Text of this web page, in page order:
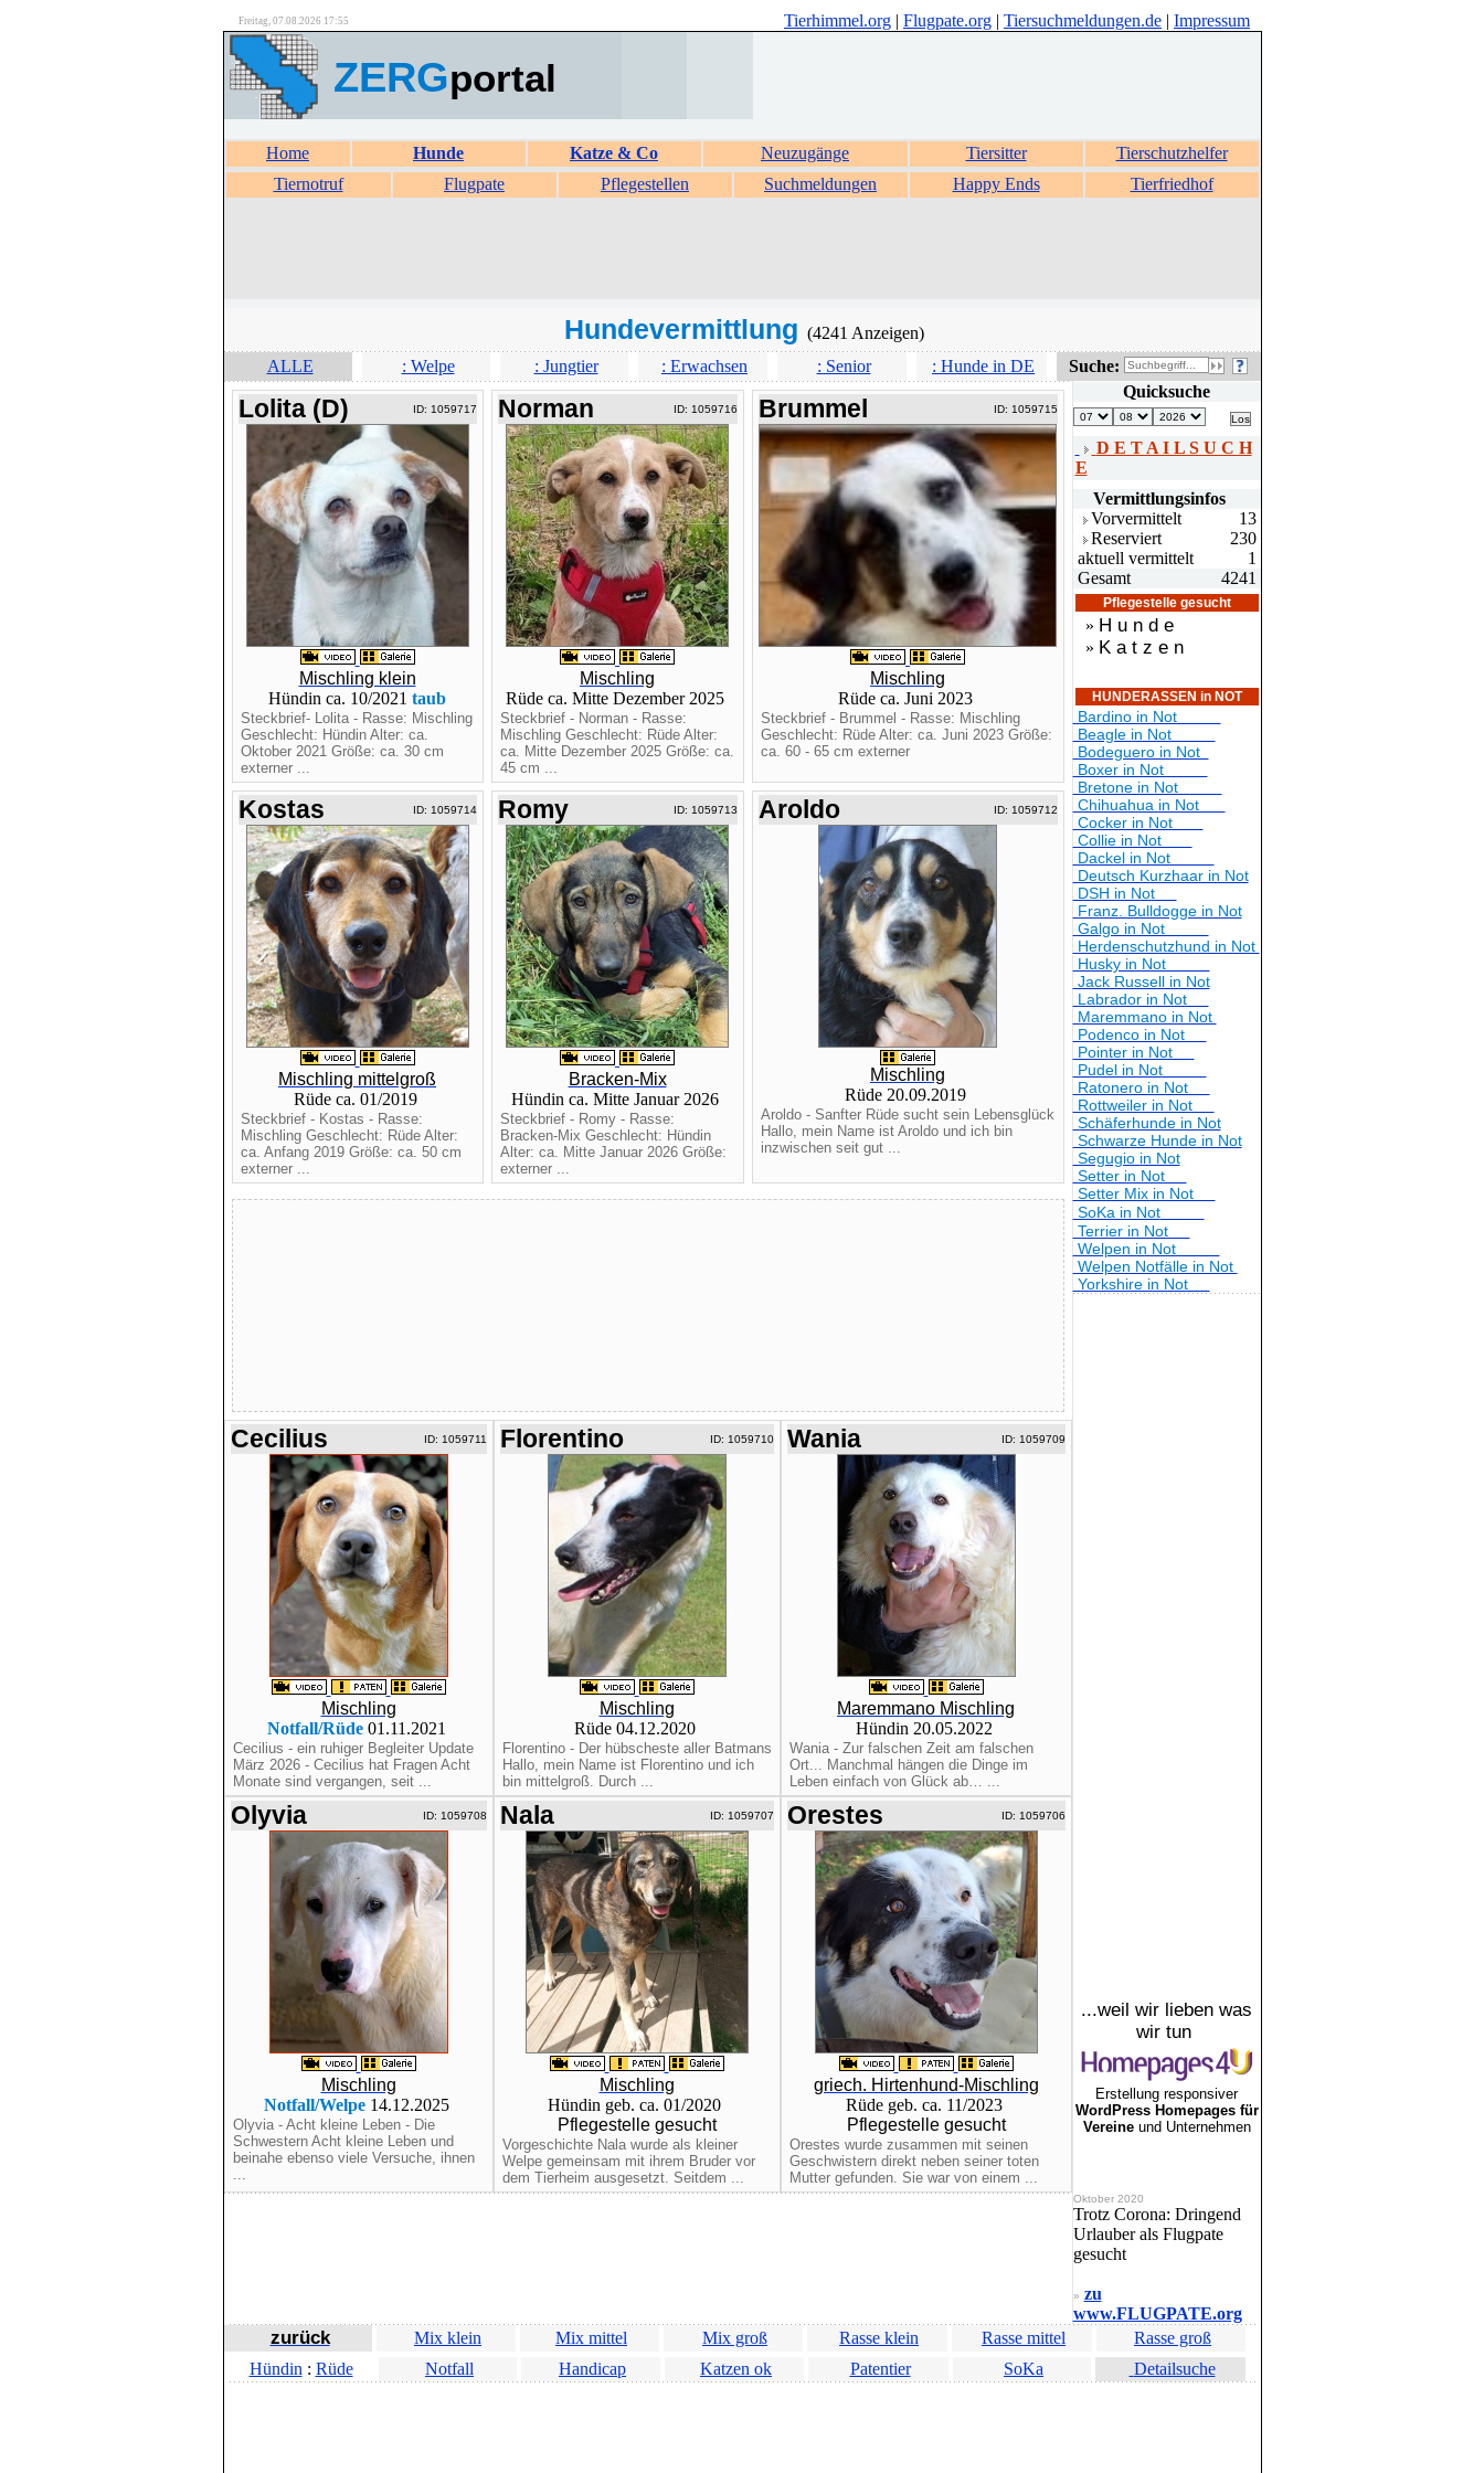
Freitag, 07.08.2026 17:55 Tierhimmel.org | Flugpate.org | Tiersuchmeldungen.de | Impressum
ZERGportal
Home Hunde Katze & Co Neuzugänge Tiersitter
Tierschutzhelfer
Tiernotruf
Flugpate Pflegestellen Suchmeldungen Happy Ends Tierfriedhof
Hundevermittlung (4241 Anzeigen)
ALLE
: Welpe : Jungtier : Erwachsen : Senior : Hunde in DE Suche:
Lolita (D) ID: 1059717
Mischling klein
Hündin ca. 10/2021 taub
Steckbrief- Lolita - Rasse: Mischling
Geschlecht: Hündin Alter: ca.
Oktober 2021 Größe: ca. 30 cm
externer ...
Norman ID: 1059716
Mischling
Rüde ca. Mitte Dezember 2025
Steckbrief - Norman - Rasse:
Mischling Geschlecht: Rüde Alter:
ca. Mitte Dezember 2025 Größe: ca.
45 cm ...
Brummel ID: 1059715
Mischling
Rüde ca. Juni 2023
Steckbrief - Brummel - Rasse: Mischling
Geschlecht: Rüde Alter: ca. Juni 2023 Größe:
ca. 60 - 65 cm externer
Kostas ID: 1059714
Mischling mittelgroß
Rüde ca. 01/2019
Steckbrief - Kostas - Rasse:
Mischling Geschlecht: Rüde Alter:
ca. Anfang 2019 Größe: ca. 50 cm
externer ...
Romy ID: 1059713
Bracken-Mix
Hündin ca. Mitte Januar 2026
Steckbrief - Romy - Rasse:
Bracken-Mix Geschlecht: Hündin
Alter: ca. Mitte Januar 2026 Größe:
externer ...
Aroldo ID: 1059712
Mischling
Rüde 20.09.2019
Aroldo - Sanfter Rüde sucht sein Lebensglück
Hallo, mein Name ist Aroldo und ich bin
inzwischen seit gut ...
Cecilius ID: 1059711
Mischling
Notfall/Rüde01.11.2021
Cecilius - ein ruhiger Begleiter Update
März 2026 - Cecilius hat Fragen Acht
Monate sind vergangen, seit ...
Florentino ID: 1059710
Mischling
Rüde 04.12.2020
Florentino - Der hübscheste aller Batmans
Hallo, mein Name ist Florentino und ich
bin mittelgroß. Durch ...
Wania ID: 1059709
Maremmano Mischling
Hündin 20.05.2022
Wania - Zur falschen Zeit am falschen
Ort... Manchmal hängen die Dinge im
Leben einfach von Glück ab… ...
Olyvia ID: 1059708
Mischling
Notfall/Welpe14.12.2025
Olyvia - Acht kleine Leben - Die
Schwestern Acht kleine Leben und
beinahe ebenso viele Versuche, ihnen
...
Nala ID: 1059707
Mischling
Hündin geb. ca. 01/2020
Pflegestelle gesucht
Vorgeschichte Nala wurde als kleiner
Welpe gemeinsam mit ihrem Bruder vor
dem Tierheim ausgesetzt. Seitdem ...
Orestes ID: 1059706
griech. Hirtenhund-Mischling
Rüde geb. ca. 11/2023
Pflegestelle gesucht
Orestes wurde zusammen mit seinen
Geschwistern direkt neben seiner toten
Mutter gefunden. Sie war von einem ...
Quicksuche
D E T A I L S U C H
E
Vermittlungsinfos
Vorvermittelt
13
Reserviert
230
aktuell vermittelt
1
Gesamt
4241
Pflegestelle gesucht
» H u n d e
» K a t z e n
HUNDERASSEN in NOT
Bardino in Not
Beagle in Not
Bodeguero in Not
Boxer in Not
Bretone in Not
Chihuahua in Not
Cocker in Not
Collie in Not
Dackel in Not
Deutsch Kurzhaar in Not
DSH in Not
Franz. Bulldogge in Not
Galgo in Not
Herdenschutzhund in Not
Husky in Not
Jack Russell in Not
Labrador in Not
Maremmano in Not
Podenco in Not
Pointer in Not
Pudel in Not
Ratonero in Not
Rottweiler in Not
Schäferhunde in Not
Schwarze Hunde in Not
Segugio in Not
Setter in Not
Setter Mix in Not
SoKa in Not
Terrier in Not
Welpen in Not
Welpen Notfälle in Not
Yorkshire in Not
...weil wir lieben was
wir tun
Erstellung responsiver
WordPress Homepages für
Vereineund Unternehmen
Oktober 2020
Trotz Corona: Dringend
Urlauber als Flugpate
gesucht
» zu
www.FLUGPATE.org
zurück Mix klein Mix mittel Mix groß Rasse klein Rasse mittel
Rasse groß
Hündin : Rüde Notfall Handicap Katzen ok Patentier SoKa Detailsuche